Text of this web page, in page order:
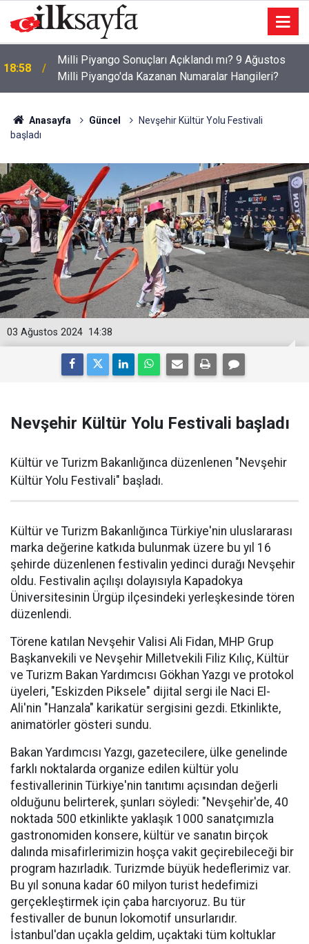
18:58
Milli Piyango Sonuçları Açıklandı mı? 9 Ağustos
Milli Piyango'da Kazanan Numaralar Hangileri?
Anasayfa Güncel
Nevşehir Kültür Yolu Festivali
başladı
14:38
03 Ağustos 2024
Nevşehir Kültür Yolu Festivali başladı
Kültür ve Turizm Bakanlığınca düzenlenen "Nevşehir
Kültür Yolu Festivali" başladı.
Kültür ve Turizm Bakanlığınca Türkiye'nin uluslararası
marka değerine katkıda bulunmak üzere bu yıl 16
şehirde düzenlenen festivalin yedinci durağı Nevşehir
oldu. Festivalin açılışı dolayısıyla Kapadokya
Üniversitesinin Ürgüp ilçesindeki yerleşkesinde tören
düzenlendi.
Törene katılan Nevşehir Valisi Ali Fidan, MHP Grup
Başkanvekili ve Nevşehir Milletvekili Filiz Kılıç, Kültür
ve Turizm Bakan Yardımcısı Gökhan Yazgı ve protokol
üyeleri, "Eskizden Piksele" dijital sergi ile Naci El-
Ali'nin "Hanzala" karikatür sergisini gezdi. Etkinlikte,
animatörler gösteri sundu.
Bakan Yardımcısı Yazgı, gazetecilere, ülke genelinde
farklı noktalarda organize edilen kültür yolu
festivallerinin Türkiye'nin tanıtımı açısından değerli
olduğunu belirterek, şunları söyledi: "Nevşehir'de, 40
noktada 500 etkinlikte yaklaşık 1000 sanatçımızla
gastronomiden konsere, kültür ve sanatın birçok
dalında misafirlerimizin hoşça vakit geçirebileceği bir
program hazırladık. Turizmde büyük hedeflerimiz var.
Bu yıl sonuna kadar 60 milyon turist hedefimizi
gerçekleştirmek için çaba harcıyoruz. Bu tür
festivaller de bunun lokomotif unsurlarıdır.
İstanbul'dan uçakla geldim, uçaktaki tüm koltuklar